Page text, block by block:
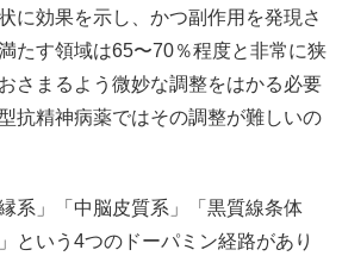
に効果を示し、かつ副作用を発現さ
たす領域は65〜70％程度と非常に狭
さまるよう微妙な調整をはかる必要
抗精神病薬ではその調整が難しいの
系」「中脳皮質系」「黒質線条体
という4つのドーパミン経路があり